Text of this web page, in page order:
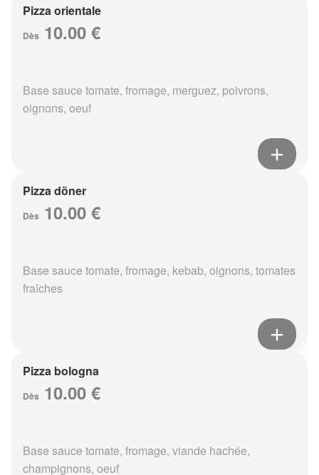
Pizza orientale
Dès 10.00 €
Base sauce tomate, fromage, merguez, poivrons,
oignons, oeuf
Pizza döner
Dès 10.00 €
Base sauce tomate, fromage, kebab, oignons, tomates
fraîches
Pizza bologna
Dès 10.00 €
Base sauce tomate, fromage, viande hachée,
champignons, oeuf